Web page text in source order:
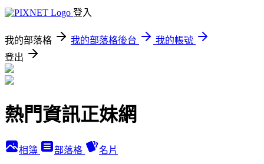
登入
我的部落格 我的部落格後台
我的帳號
登出
熱門資訊正妹網
相簿 部落格 名片